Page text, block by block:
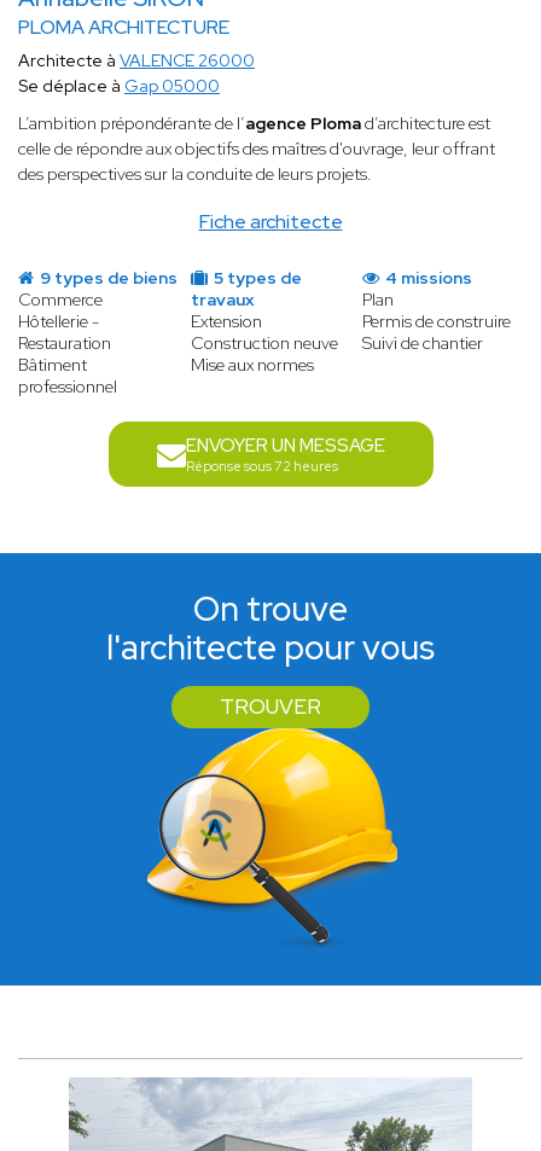
PLOMA ARCHITECTURE
Fiche architecte
Architecte à VALENCE 26000
Se déplace à Gap 05000
L’ambition prépondérante de l’agence Plomad’architecture est
celle de répondre aux objectifs des maîtres d'ouvrage, leur offrant
des perspectives sur la conduite de leurs projets.
9 types de biens
Commerce
Hôtellerie -
Restauration
Bâtiment
professionnel
5 types de
travaux
Extension
Construction neuve
Mise aux normes
4 missions
Plan
Permis de construire
Suivi de chantier
ENVOYER UN MESSAGE
Réponse sous 72 heures
On trouve
l'architecte pour vous
TROUVER